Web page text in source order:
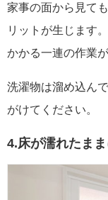
家事の面から見て
リットが生じます
かかる一連の作業
洗濯物は溜め込ん
がけてください。
4.床が濡れたま